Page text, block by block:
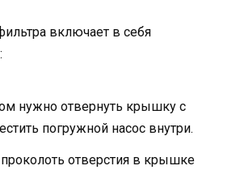
включает в себя
нужно отвернуть крышку с
погружной насос внутри.
отверстия в крышке